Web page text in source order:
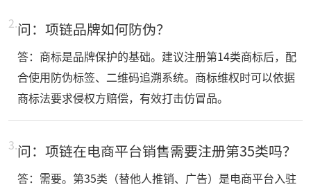
2.问：项链品牌如何防伪？
答：商标是品牌保护的基础。建议注册第14类商标后，配
合使用防伪标签、二维码追溯系统。商标维权时可以依据
商标法要求侵权方赔偿，有效打击仿冒品。
3.问：项链在电商平台销售需要注册第35类吗？
答：需要。第35类（替他人推销、广告）是电商平台入驻